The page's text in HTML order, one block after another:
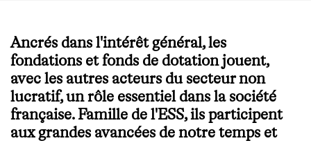
Ancrés dans l'intérêt général, les
fondations et fonds de dotation jouent,
avec les autres acteurs du secteur non
lucratif, un rôle essentiel dans la société
française. Famille de l'ESS, ils participent
aux grandes avancées de notre temps et